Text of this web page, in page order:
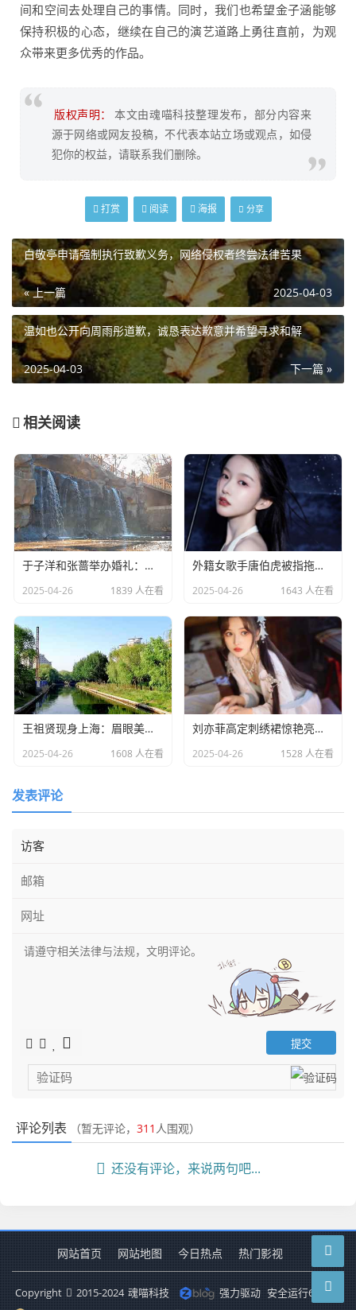
间和空间去处理自己的事情。同时，我们也希望金子涵能够
保持积极的心态，继续在自己的演艺道路上勇往直前，为观
众带来更多优秀的作品。
版权声明：
本文由魂喵科技整理发布，部分内容来
源于网络或网友投稿，不代表本站立场或观点，如侵
犯你的权益，请联系我们删除。
打赏 阅读 海报 分享
白敬亭申请强制执行致歉义务，网络侵权者终尝法律苦果
« 上一篇 2025-04-03
温如也公开向周雨彤道歉，诚恳表达歉意并希望寻求和解
下一篇 »
2025-04-03
相关阅读
于子洋和张蔷举办婚礼：一对赛场情场双丰收的人生赢家​
2025-04-26 1839 人在看
外籍女歌手唐伯虎被指拖欠劳务费：明星责任不应该缺席​
2025-04-26 1643 人在看
王祖贤现身上海：眉眼美丽气质优雅，时光难掩女神风采
2025-04-26 1608 人在看
​刘亦菲高定刺绣裙惊艳亮相：皮肤白到发光诠释东方美学​
2025-04-26 1528 人在看
发表评论
评论列表 （暂无评论， 311 人围观）
还没有评论，来说两句吧...
网站首页 网站地图 今日热点 热门影视
Copyright 2015-2024 魂喵科技 强力驱动 安全运行6575天